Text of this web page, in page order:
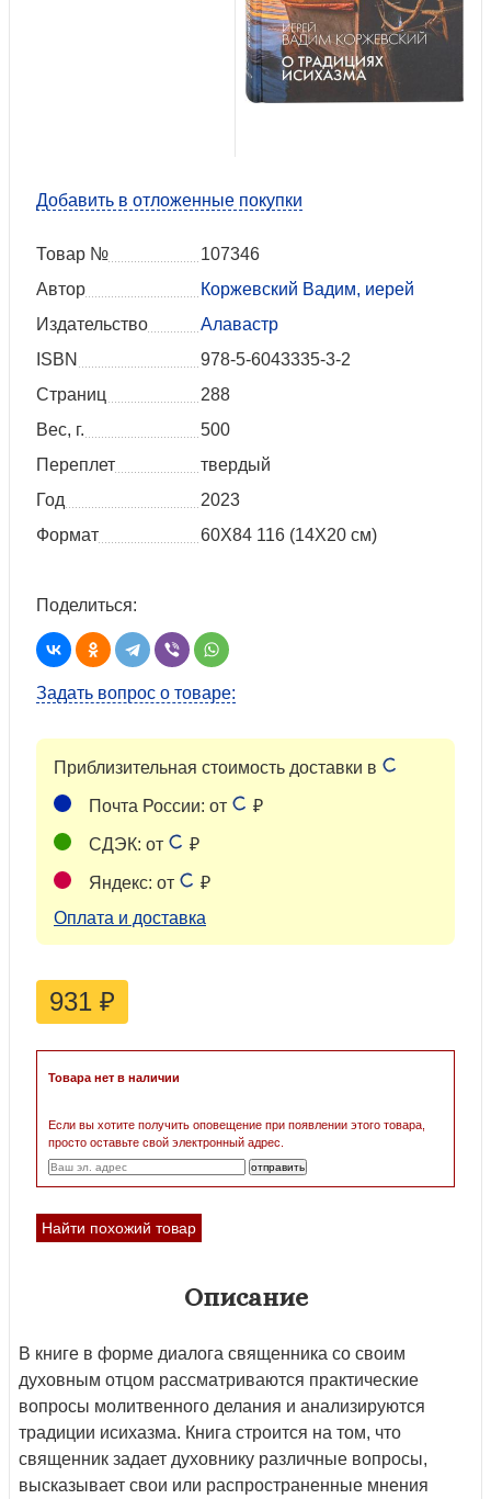
Добавить в отложенные покупки
Товар №
107346
Автор
Коржевский Вадим, иерей
Издательство
Алавастр
ISBN
978-5-6043335-3-2
Страниц
288
Вес, г.
500
Переплет
твердый
Год
2023
Формат
60Х84 116 (14Х20 см)
Поделиться:
Задать вопрос о товаре:
Приблизительная стоимость доставки в
Почта России: от ₽
СДЭК: от ₽
Яндекс: от
₽
Оплата и доставка
931 ₽
Товара нет в наличии
Если вы хотите получить оповещение при появлении этого товара,
просто оставьте свой электронный адрес.
Найти похожий товар
Описание
В книге в форме диалога священника со своим
духовным отцом рассматриваются практические
вопросы молитвенного делания и анализируются
традиции исихазма. Книга строится на том, что
священник задает духовнику различные вопросы,
высказывает свои или распространенные мнения